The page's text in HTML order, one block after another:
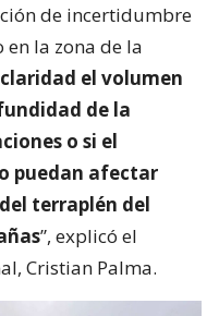
de incertidumbre
la zona de la
el volumen
de la
o si el
puedan afectar
terraplén del
”, explicó el
Cristian Palma.